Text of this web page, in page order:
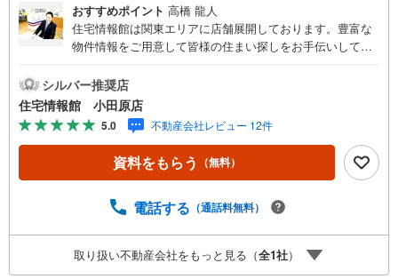
おすすめポイント 高橋 龍人
住宅情報館は関東エリアに店舗展開しております。豊富な
物件情報をご用意して皆様の住まい探しをお手伝いしてお
さい。住宅ローン相談会も同時開催中無理のない住宅ロー
ンの試算やご購入の際にかかる諸費用の概算も行っており
ます。しっかりとした資金計画のアドバイスをさせて頂き
ますので、お気軽にご相談ください。
シルバー推奨店
住宅情報館 小田原店
5.0 不動産会社レビュー 12件
資料をもらう （無料）
電話する （通話料無料）
取り扱い不動産会社をもっと見る（全1社）